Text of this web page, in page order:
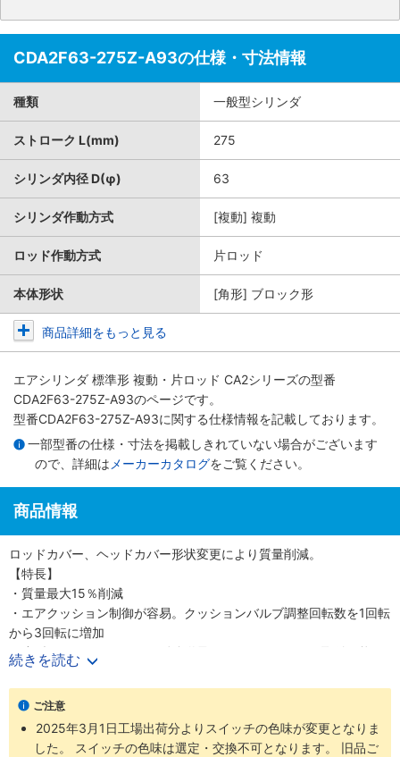
CDA2F63-275Z-A93の仕様・寸法情報
種類 一般型シリンダ
ストローク L(mm) 275
シリンダ内径 D(φ) 63
シリンダ作動方式 [複動] 複動
ロッド作動方式 片ロッド
本体形状 [角形] ブロック形
商品詳細をもっと見る
エアシリンダ 標準形 複動・片ロッド CA2シリーズの型番
CDA2F63-275Z-A93のページです。
型番CDA2F63-275Z-A93に関する仕様情報を記載しております。
一部型番の仕様・寸法を掲載しきれていない場合がございます
ので、詳細は メーカーカタログをご覧ください。
商品情報
ロッドカバー、ヘッドカバー形状変更により質量削減。
【特長】
・質量最大15％削減
・エアクッション制御が容易。クッションバルブ調整回転数を1回転
から3回転に増加
・小型オートスイッチから耐強磁界オートスイッチまで取付可能
・ロッド先端金具、揺動受け金具付の品番を設定しました
・豊富な取付支持金具
続きを読む
ご注意
2025年3月1日工場出荷分よりスイッチの色味が変更となりま
した。 スイッチの色味は選定・交換不可となります。 旧品ご